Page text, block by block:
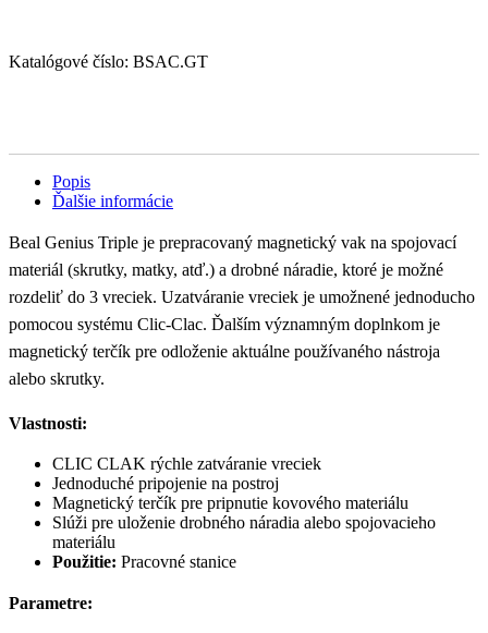
Katalógové číslo: BSAC.GT
Popis
Ďalšie informácie
Beal Genius Triple je prepracovaný magnetický vak na spojovací
materiál (skrutky, matky, atď.) a drobné náradie, ktoré je možné
rozdeliť do 3 vreciek. Uzatváranie vreciek je umožnené jednoducho
pomocou systému Clic-Clac. Ďalším významným doplnkom je
magnetický terčík pre odloženie aktuálne používaného nástroja
alebo skrutky.
Vlastnosti:
CLIC CLAK rýchle zatváranie vreciek
Jednoduché pripojenie na postroj
Magnetický terčík pre pripnutie kovového materiálu
Slúži pre uloženie drobného náradia alebo spojovacieho
materiálu
Použitie: Pracovné stanice
Parametre: